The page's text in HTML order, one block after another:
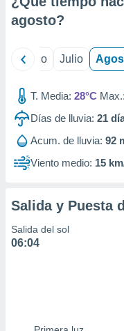
e
publicidad
publicidad
de
agosto?
Junio Julio
T. Media: 28°C Max.:
Días de lluvia: 21
Acum. de lluvia: 92
Viento medio: 15
Salida y Puesta
Salida del sol
06:04